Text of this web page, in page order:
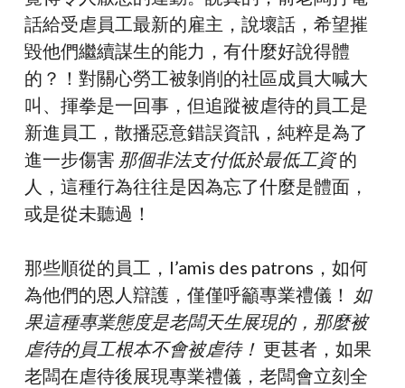
話給受虐員工最新的雇主，說壞話，希望摧
毀他們繼續謀生的能力，有什麼好說得體
的？！對關心勞工被剝削的社區成員大喊大
叫、揮拳是一回事，但追蹤被虐待的員工是
新進員工，散播惡意錯誤資訊，純粹是為了
進一步傷害 那個非法支付低於最低工資的
人，這種行為往往是因為忘了什麼是體面，
或是從未聽過！
那些順從的員工，l’amis des patrons，如何
為他們的恩人辯護，僅僅呼籲專業禮儀！
如
果這種專業態度是老闆天生展現的，那麼被
虐待的員工根本不會被虐待！ 更甚者，如果
老闆在虐待後展現專業禮儀，老闆會立刻全